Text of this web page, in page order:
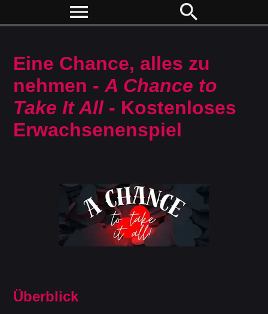
menu search
Eine Chance, alles zu
nehmen -A Chance to
Take It All- Kostenloses
Erwachsenenspiel
Überblick